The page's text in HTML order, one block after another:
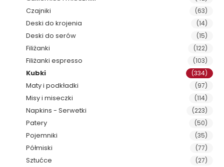
Czajniki (63)
Deski do krojenia (14)
Deski do serów (15)
Filiżanki (122)
Filiżanki espresso (103)
Kubki (334)
Maty i podkładki (97)
Misy i miseczki (114)
Napkins - Serwetki (223)
Patery (50)
Pojemniki (35)
Półmiski (77)
Sztućce (27)